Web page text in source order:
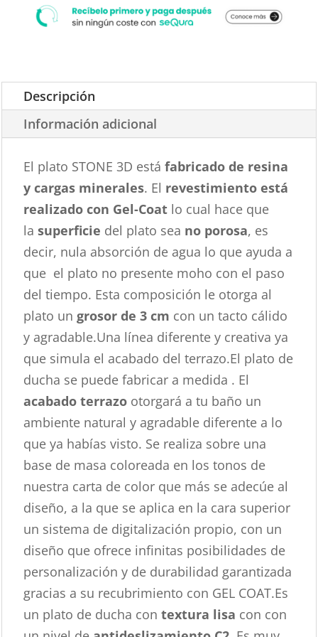
Descripción
Información adicional
El plato STONE 3D estáfabricado de resina
y cargas minerales. El revestimiento está
realizado con Gel-Coat lo cual hace que
lasuperficie del plato sea no porosa, es
decir, nula absorción de agua lo que ayuda a
que el plato no presente moho con el paso
del tiempo. Esta composición le otorga al
plato un grosor de 3 cm con un tacto cálido
y agradable.Una línea diferente y creativa ya
que simula el acabado del terrazo.El plato de
ducha se puede fabricar a medida . El
acabado terrazo otorgará a tu baño un
ambiente natural y agradable diferente a lo
que ya habías visto. Se realiza sobre una
base de masa coloreada en los tonos de
nuestra carta de color que más se adecúe al
diseño, a la que se aplica en la cara superior
un sistema de digitalización propio, con un
diseño que ofrece infinitas posibilidades de
personalización y de durabilidad garantizada
gracias a su recubrimiento con GEL COAT.Es
un plato de ducha con textura lisa con con